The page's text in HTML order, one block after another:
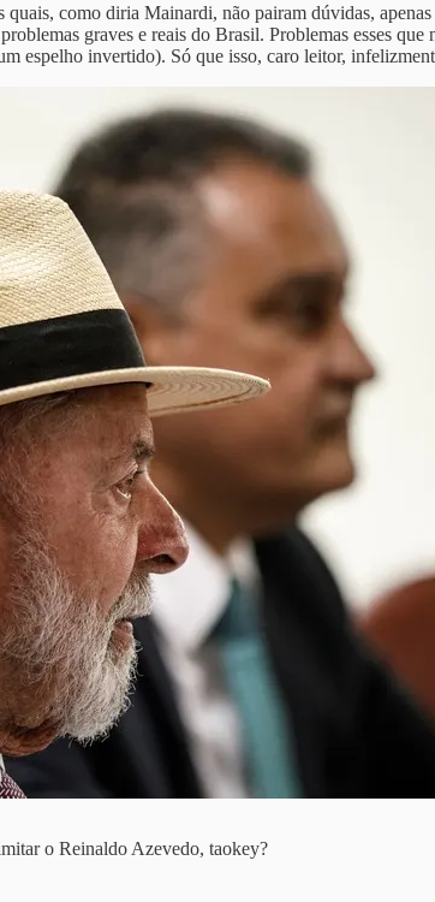
como diria Mainardi, não pairam dúvidas,
graves e reais do Brasil. Problemas esses
espelho invertido). Só que isso, caro leitor,
o Reinaldo Azevedo, taokey?